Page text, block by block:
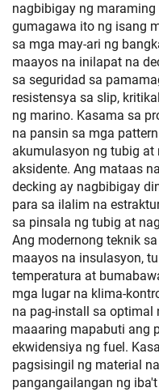
nagbibigay ng
gumagawa ito ng isang
sa mga may-ari ng
maayos na inilapat na
sa seguridad sa
resistensya sa slip,
ng marino. Kasama sa
na pansin sa mga
akumulasyon ng tubig
aksidente. Ang mataas
decking ay nagbibigay
para sa ilalim na
sa pinsala ng tubig at
Ang modernong teknik
maayos na insulasyon,
temperatura at
mga lugar na klima-
na pag-install sa optimal
maaaring mapabuti ang
ekwidensiya ng fuel.
pagsisingil ng material
pangangailangan ng